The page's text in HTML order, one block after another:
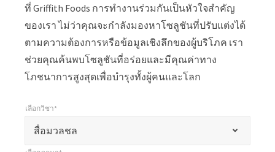
ที่ Griffith Foods การทำงานร่วมกันเป็นหัวใจสำคัญ
ของเรา ไม่ว่าคุณจะกำลังมองหาโซลูชันที่ปรับแต่งได้
ตามความต้องการหรือข้อมูลเชิงลึกของผู้บริโภค เรา
ช่วยคุณค้นพบโซลูชันที่อร่อยและมีคุณค่าทาง
โภชนาการสูงสุดเพื่อบำรุงทั้งผู้คนและโลก
เครื่องหมาย
สื่อมวลชล
เลือกวิชา*